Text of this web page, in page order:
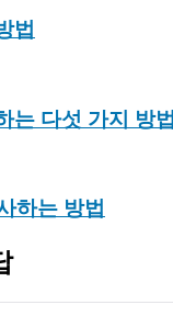
법
는 다섯 가지 방법
하는 방법